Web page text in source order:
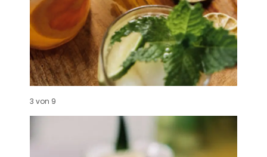
3 von 9